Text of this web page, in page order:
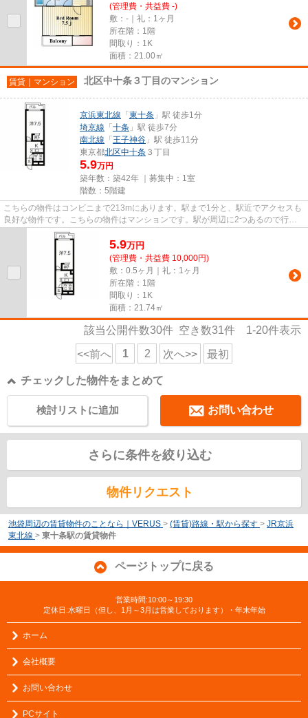
(管理費・共益費 -)
敷：-｜礼：1ヶ月
所在階：1階
間取り：1K
面積：21.00㎡
賃貸｜マンション 北区中十条３丁目のマンション
京浜東北線 「 東十条 」駅 徒歩1分
埼京線 「 十条 」駅 徒歩7分
南北線 「 王子神谷 」駅 徒歩11分
東京都北区中十条 ３丁目
5.9万円
築年数：築42年 ｜募集中： 1室
階数：5階建
こちらの物件はコンビニまで213mにあります。駅まで1分と、駅近でアクセスも
良好な物件です。こちらの物件はマンションです。駅が周辺に2つあるので行動
範囲が広がります。北区に位置...
5.9万円
(管理費・共益費 10,000円)
敷：0.5ヶ月｜礼：1ヶ月
所在階：1階
間取り：1K
面積：21.74㎡
該当公開件数30件 空き数31件 1-20件表示
<<前へ 1 2 次へ>> 最初
チェックした物件をまとめて
お問い合わせ
検討リストに追加
さらに条件を絞り込む
物件リクエスト
池袋周辺の賃貸物件のことなら｜VERUS > (賃貸)路線・駅から探す > JR京浜
東北線 > 東十条駅の賃貸物件
ページトップに戻る
営業時間:10:00～19:30
定休日:水曜日（但し、1月～3月は営業しております）・年末年始
ホーム
会社概要
お問い合わせ
PCサイト